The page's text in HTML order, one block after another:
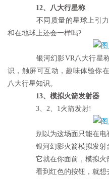
网
乐
综
12、八大行星称
不同质量的星球上引力
和在地球上还会一样吗?
银河幻影VR八大行星称
识，触屏可互动，趣味体验你
八大行星知识。
13、模拟火箭发射器
3、2、1火箭发射!
别以为这场面只能在电
银河幻影火箭模拟发射
它就在你面前，模拟火
看到红色的按钮，就想